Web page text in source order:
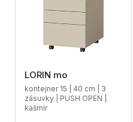
LORIN mo
kontejner 15 | 40 cm | 3
zásuvky | PUSH OPEN |
kašmír